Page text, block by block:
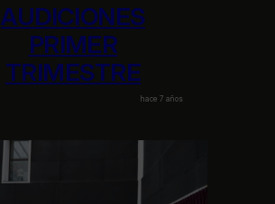
AUDICIONES
PRIMER
TRIMESTRE
hace 7 años